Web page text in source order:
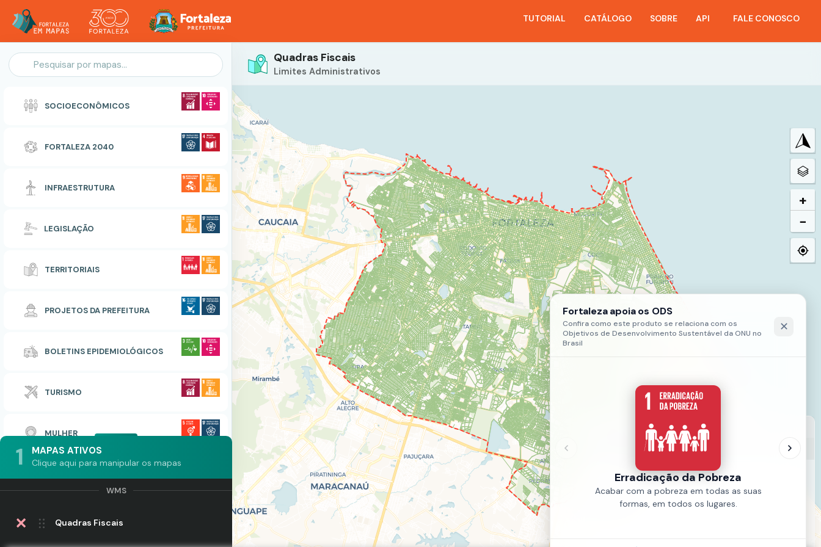
TUTORIAL CATÁLOGO SOBRE API FALE CONOSCO
SOCIOECONÔMICOS
FORTALEZA 2040
INFRAESTRUTURA
LEGISLAÇÃO
TERRITORIAIS
PROJETOS DA PREFEITURA
BOLETINS EPIDEMIOLÓGICOS
TURISMO
MULHER
1 MAPAS ATIVOS
Clique aqui para manipular os mapas
Quadras Fiscais
Personalização do Mapa
Zonas Especiais de Interesse Social
Quadras Fiscais
Limites Administrativos
+
−
Quadras Fiscais
Quadras Fiscais
Fonte: SEFIN
2023